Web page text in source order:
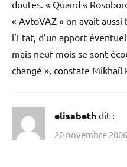
doutes. « Quand «
« AvtoVAZ » on avait
l’Etat, d’un apport
mais neuf mois se sont
changé », constate Mikhaïl
elisabeth dit :
20 novembre